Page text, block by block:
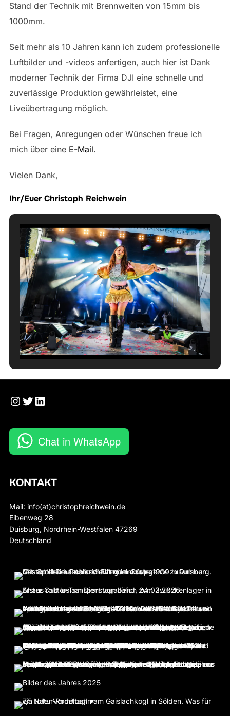
Stand der Technik mit Brennweiten von 15mm bis
1000mm.
Seit mehr als 10 Jahren kann ich zudem professionelle
Luftbilder und -videos anfertigen, auch hier ist Dank
moderner Technik der Firma DJI eine schnelle und
zuverlässige Produktion gewährleistet, eine
Liveübertragung möglich.
Bei Fragen, Anregungen oder Wünschen freue ich
mich über eine E-Mail.
Vielen Dank,
Ihr/Euer Christoph Reichwein
Instagram
Twitter
LinkedIn
Chat in WhatsApp
KONTAKT
Mail: info(at)christophreichwein.de
Eibenweg 28
Duisburg, Nordrhein-Westfalen 47269
Deutschland